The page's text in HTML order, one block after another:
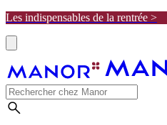
Les indispensables de la rentrée >